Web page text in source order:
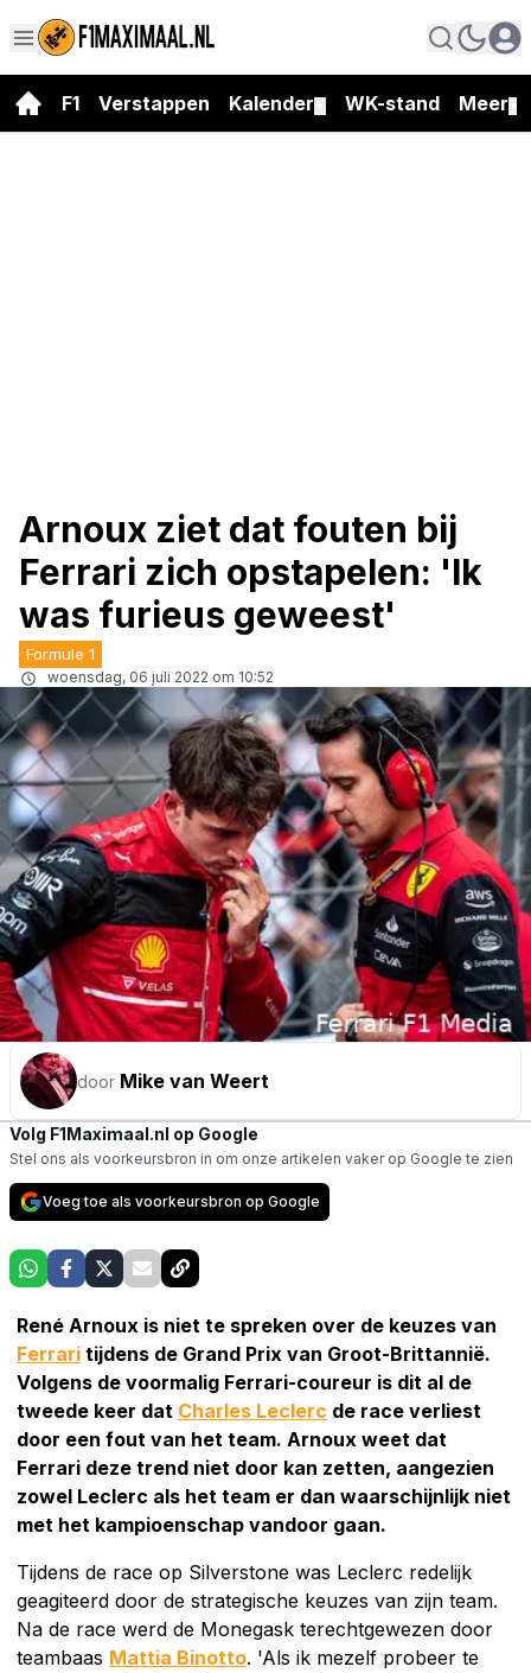
F1 Verstappen Kalender WK-stand Meer
Arnoux ziet dat fouten bij
Ferrari zich opstapelen: 'Ik
was furieus geweest'
Formule 1
woensdag, 06 juli 2022 om 10:52
door Mike van Weert
Volg F1Maximaal.nl op Google
Stel ons als voorkeursbron in om onze artikelen vaker op Google te zien
Voeg toe als voorkeursbron op Google
René Arnoux is niet te spreken over de keuzes van
Ferrari tijdens de Grand Prix van Groot-Brittannië.
Volgens de voormalig Ferrari-coureur is dit al de
tweede keer dat Charles Leclerc de race verliest
door een fout van het team. Arnoux weet dat
Ferrari deze trend niet door kan zetten, aangezien
zowel Leclerc als het team er dan waarschijnlijk niet
met het kampioenschap vandoor gaan.
Tijdens de race op Silverstone was Leclerc redelijk
geagiteerd door de strategische keuzes van zijn team.
Na de race werd de Monegask terechtgewezen door
teambaas Mattia Binotto. 'Als ik mezelf probeer te